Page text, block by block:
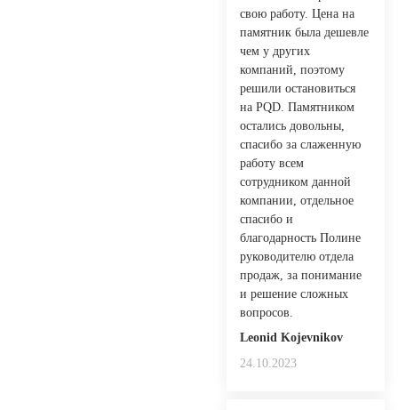
свою работу. Цена на
памятник была дешевле
чем у других
компаний, поэтому
решили остановиться
на PQD. Памятником
остались довольны,
спасибо за слаженную
работу всем
сотрудником данной
компании, отдельное
спасибо и
благодарность Полине
руководителю отдела
продаж, за понимание
и решение сложных
вопросов.
Leonid Kojevnikov
24.10.2023